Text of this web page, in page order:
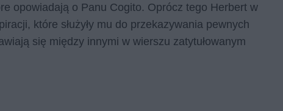
opowiadają o Panu Cogito. Oprócz tego Herbert w
które służyły mu do przekazywania pewnych
się między innymi w wierszu zatytułowanym